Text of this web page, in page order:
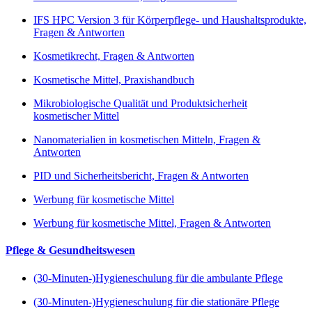
IFS HPC Version 3 für Körperpflege- und Haushaltsprodukte,
Fragen & Antworten
Kosmetikrecht, Fragen & Antworten
Kosmetische Mittel, Praxishandbuch
Mikrobiologische Qualität und Produktsicherheit
kosmetischer Mittel
Nanomaterialien in kosmetischen Mitteln, Fragen &
Antworten
PID und Sicherheitsbericht, Fragen & Antworten
Werbung für kosmetische Mittel
Werbung für kosmetische Mittel, Fragen & Antworten
Pflege & Gesundheitswesen
(30-Minuten-)Hygieneschulung für die ambulante Pflege
(30-Minuten-)Hygieneschulung für die stationäre Pflege